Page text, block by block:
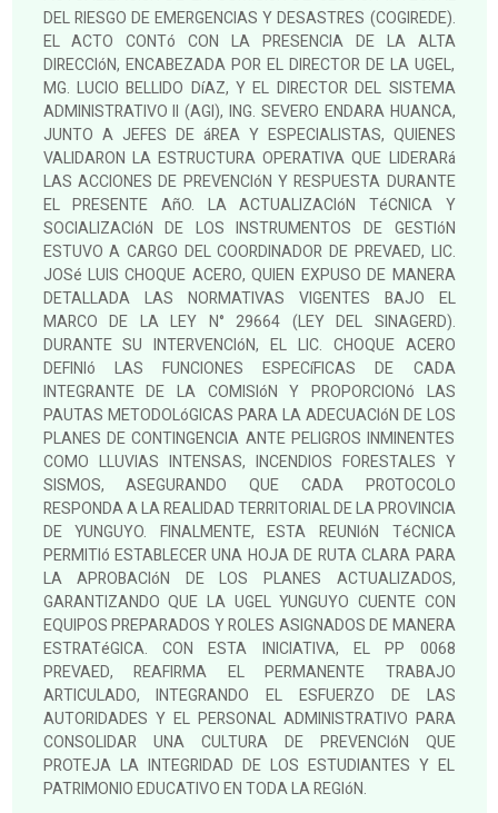
DEL RIESGO DE EMERGENCIAS Y DESASTRES (COGIREDE).
EL ACTO CONTó CON LA PRESENCIA DE LA ALTA
DIRECCIóN, ENCABEZADA POR EL DIRECTOR DE LA UGEL,
MG. LUCIO BELLIDO DíAZ, Y EL DIRECTOR DEL SISTEMA
ADMINISTRATIVO II (AGI), ING. SEVERO ENDARA HUANCA,
JUNTO A JEFES DE áREA Y ESPECIALISTAS, QUIENES
VALIDARON LA ESTRUCTURA OPERATIVA QUE LIDERARá
LAS ACCIONES DE PREVENCIóN Y RESPUESTA DURANTE
EL PRESENTE AñO. LA ACTUALIZACIóN TéCNICA Y
SOCIALIZACIóN DE LOS INSTRUMENTOS DE GESTIóN
ESTUVO A CARGO DEL COORDINADOR DE PREVAED, LIC.
JOSé LUIS CHOQUE ACERO, QUIEN EXPUSO DE MANERA
DETALLADA LAS NORMATIVAS VIGENTES BAJO EL
MARCO DE LA LEY N° 29664 (LEY DEL SINAGERD).
DURANTE SU INTERVENCIóN, EL LIC. CHOQUE ACERO
DEFINIó LAS FUNCIONES ESPECíFICAS DE CADA
INTEGRANTE DE LA COMISIóN Y PROPORCIONó LAS
PAUTAS METODOLóGICAS PARA LA ADECUACIóN DE LOS
PLANES DE CONTINGENCIA ANTE PELIGROS INMINENTES
COMO LLUVIAS INTENSAS, INCENDIOS FORESTALES Y
SISMOS, ASEGURANDO QUE CADA PROTOCOLO
RESPONDA A LA REALIDAD TERRITORIAL DE LA PROVINCIA
DE YUNGUYO. FINALMENTE, ESTA REUNIóN TéCNICA
PERMITIó ESTABLECER UNA HOJA DE RUTA CLARA PARA
LA APROBACIóN DE LOS PLANES ACTUALIZADOS,
GARANTIZANDO QUE LA UGEL YUNGUYO CUENTE CON
EQUIPOS PREPARADOS Y ROLES ASIGNADOS DE MANERA
ESTRATéGICA. CON ESTA INICIATIVA, EL PP 0068
PREVAED, REAFIRMA EL PERMANENTE TRABAJO
ARTICULADO, INTEGRANDO EL ESFUERZO DE LAS
AUTORIDADES Y EL PERSONAL ADMINISTRATIVO PARA
CONSOLIDAR UNA CULTURA DE PREVENCIóN QUE
PROTEJA LA INTEGRIDAD DE LOS ESTUDIANTES Y EL
PATRIMONIO EDUCATIVO EN TODA LA REGIóN.